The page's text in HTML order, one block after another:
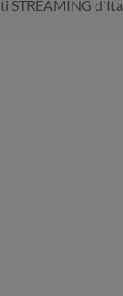
STREAMING